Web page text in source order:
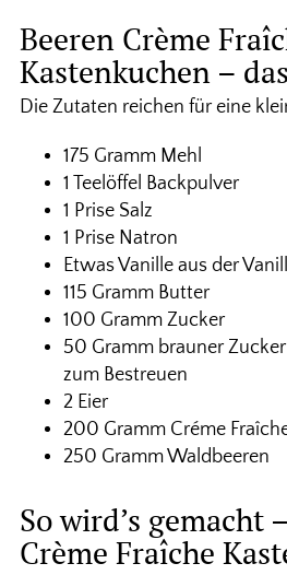
Beeren Crème
Kastenkuchen –
Die Zutaten reichen für eine
175 Gramm Mehl
1 Teelöffel Backpulver
1 Prise Salz
1 Prise Natron
Etwas Vanille aus der
115 Gramm Butter
100 Gramm Zucker
50 Gramm brauner
zum Bestreuen
2 Eier
200 Gramm Créme
250 Gramm Waldbeeren
So wird’s gemacht
Crème Fraîche